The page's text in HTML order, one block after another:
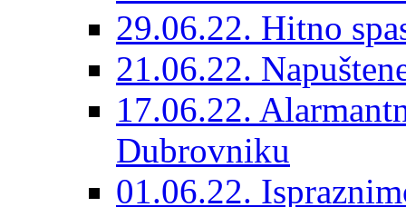
29.06.22. Hitno
21.06.22.
17.06.22.
Dubrovniku
01.06.22.